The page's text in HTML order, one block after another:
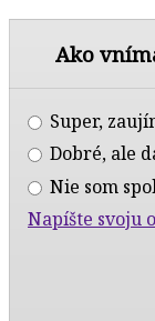
Ako
Super,
Dobré, ale
Nie som
Napíšte svoju